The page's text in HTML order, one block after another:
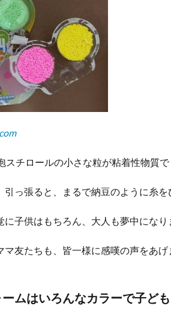
スチロールの小さな粒が粘着性物質
っ張ると、まるで納豆のように糸を
に子供はもちろん、大人も夢中になり
友たちも、皆一様に感嘆の声をあげ
ムはいろんなカラーで子ど